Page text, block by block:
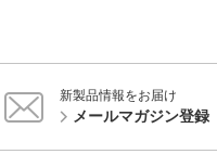
新製品情報をお届け
メールマガジン登録